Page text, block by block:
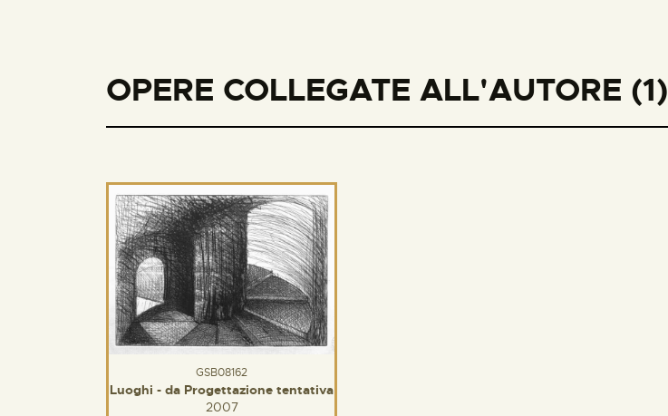
OPERE COLLEGATE ALL'AUTORE (1)
GSB08162
Luoghi - da Progettazione tentativa
2007